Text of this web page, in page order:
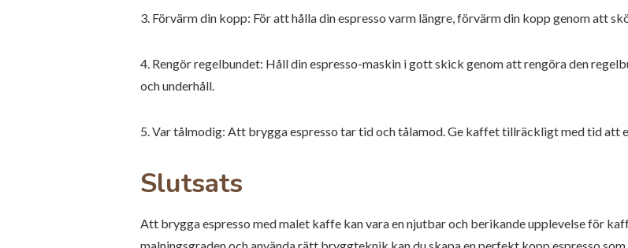
3. Förvärm din kopp: För att hålla din espresso varm längre, förvärm din kopp genom att
4. Rengör regelbundet: Håll din espresso-maskin i gott skick genom att rengöra den
och underhåll.
5. Var tålmodig: Att brygga espresso tar tid och tålamod. Ge kaffet tillräckligt med tid att
Slutsats
Att brygga espresso med malet kaffe kan vara en njutbar och berikande upplevelse för